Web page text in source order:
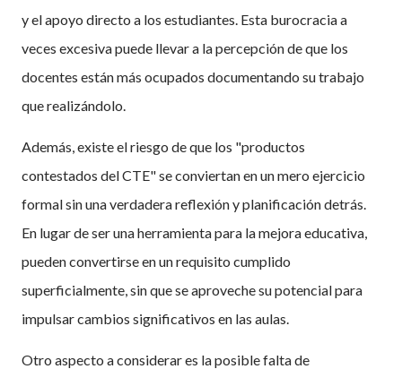
y el apoyo directo a los estudiantes. Esta burocracia a
veces excesiva puede llevar a la percepción de que los
docentes están más ocupados documentando su trabajo
que realizándolo.
Además, existe el riesgo de que los "productos
contestados del CTE" se conviertan en un mero ejercicio
formal sin una verdadera reflexión y planificación detrás.
En lugar de ser una herramienta para la mejora educativa,
pueden convertirse en un requisito cumplido
superficialmente, sin que se aproveche su potencial para
impulsar cambios significativos en las aulas.
Otro aspecto a considerar es la posible falta de